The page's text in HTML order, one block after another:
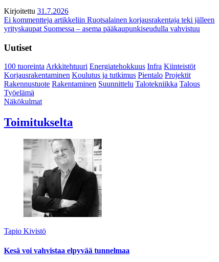
Kirjoitettu 31.7.2026
Ei kommentteja artikkeliin Ruotsalainen korjausrakentaja teki jälleen
yrityskaupat Suomessa – asema pääkaupunkiseudulla vahvistuu
Uutiset
100 tuoreintaArkkitehtuuri Energiatehokkuus Infra Kiinteistöt
Korjausrakentaminen Koulutus ja tutkimus Pientalo Projektit
Rakennustuote Rakentaminen Suunnittelu Talotekniikka Talous
Työelämä
Näkökulmat
Toimitukselta
Tapio Kivistö
Kesä voi vahvistaa elpyvää tunnelmaa